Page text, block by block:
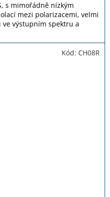
s mimořádně nízkým
mezi polarizacemi, velmi
výstupním spektru a
Kód: CH08R